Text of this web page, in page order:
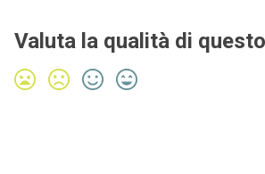
Valuta la qualità di